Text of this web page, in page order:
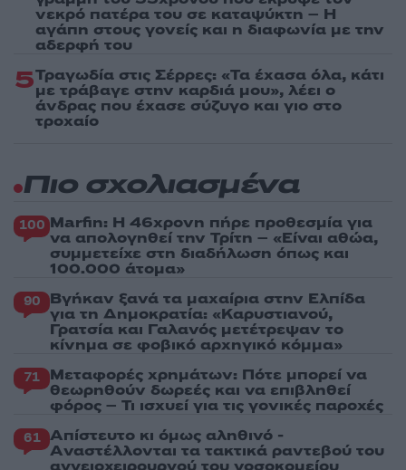
νεκρό πατέρα του σε καταψύκτη – Η
αγάπη στους γονείς και η διαφωνία με την
αδερφή του
5Τραγωδία στις Σέρρες: «Τα έχασα όλα, κάτι
με τράβαγε στην καρδιά μου», λέει ο
άνδρας που έχασε σύζυγο και γιο στο
τροχαίο
Πιο σχολιασμένα
100 Marfin: Η 46χρονη πήρε προθεσμία για
να απολογηθεί την Τρίτη – «Είναι αθώα,
συμμετείχε στη διαδήλωση όπως και
100.000 άτομα»
90 Βγήκαν ξανά τα μαχαίρια στην Ελπίδα
για τη Δημοκρατία: «Καρυστιανού,
Γρατσία και Γαλανός μετέτρεψαν το
κίνημα σε φοβικό αρχηγικό κόμμα»
71 Μεταφορές χρημάτων: Πότε μπορεί να
θεωρηθούν δωρεές και να επιβληθεί
φόρος – Τι ισχυεί για τις γονικές παροχές
61 Απίστευτο κι όμως αληθινό -
Aναστέλλονται τα τακτικά ραντεβού του